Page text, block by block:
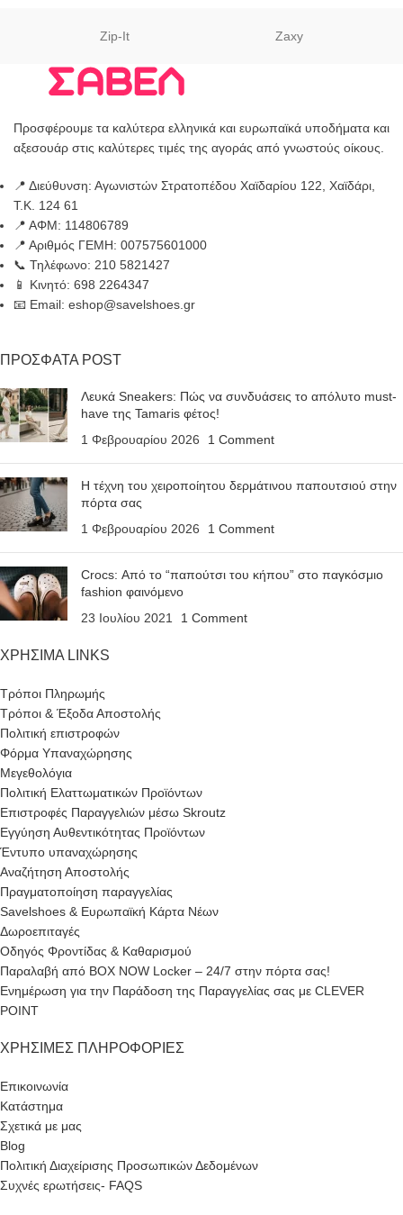
Zip-It Zaxy
Προσφέρουμε τα καλύτερα ελληνικά και ευρωπαϊκά υποδήματα και
αξεσουάρ στις καλύτερες τιμές της αγοράς από γνωστούς οίκους.
📍 Διεύθυνση: Αγωνιστών Στρατοπέδου Χαϊδαρίου 122, Χαϊδάρι,
Τ.Κ. 124 61
📍 ΑΦΜ: 114806789
📍 Αριθμός ΓΕΜΗ: 007575601000
📞 Τηλέφωνο: 210 5821427
📱 Κινητό: 698 2264347
📧 Email: eshop@savelshoes.gr
ΠΡΟΣΦΑΤΑ POST
Λευκά Sneakers: Πώς να συνδυάσεις το απόλυτο must-
have της Tamaris φέτος!
1 Φεβρουαρίου 2026
1 Comment
Η τέχνη του χειροποίητου δερμάτινου παπουτσιού στην
πόρτα σας
1 Φεβρουαρίου 2026
1 Comment
Crocs: Από το “παπούτσι του κήπου” στο παγκόσμιο
fashion φαινόμενο
23 Ιουλίου 2021
1 Comment
ΧΡΗΣΙΜΑ LINKS
Τρόποι Πληρωμής
Τρόποι & Έξοδα Αποστολής
Πολιτική επιστροφών
Φόρμα Υπαναχώρησης
Μεγεθολόγια
Πολιτική Ελαττωματικών Προϊόντων
Επιστροφές Παραγγελιών μέσω Skroutz
Εγγύηση Αυθεντικότητας Προϊόντων
Έντυπο υπαναχώρησης
Αναζήτηση Αποστολής
Πραγματοποίηση παραγγελίας
Savelshoes & Ευρωπαϊκή Κάρτα Νέων
Δωροεπιταγές
Οδηγός Φροντίδας & Καθαρισμού
Παραλαβή από BOX NOW Locker – 24/7 στην πόρτα σας!
Ενημέρωση για την Παράδοση της Παραγγελίας σας με CLEVER
POINT
ΧΡΉΣΙΜΕΣ ΠΛΗΡΟΦΟΡΊΕΣ
Επικοινωνία
Κατάστημα
Σχετικά με μας
Blog
Πολιτική Διαχείρισης Προσωπικών Δεδομένων
Συχνές ερωτήσεις- FAQS